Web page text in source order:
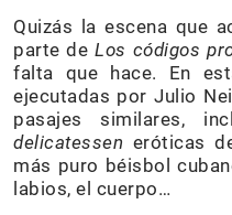
Quizás la escena que
parte deLos códigos
falta que hace. En
ejecutadas por Julio
pasajes similares,
delicatessen eróticas
más puro béisbol
labios, el cuerpo…